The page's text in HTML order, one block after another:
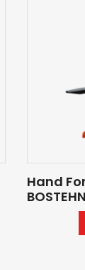
Hand